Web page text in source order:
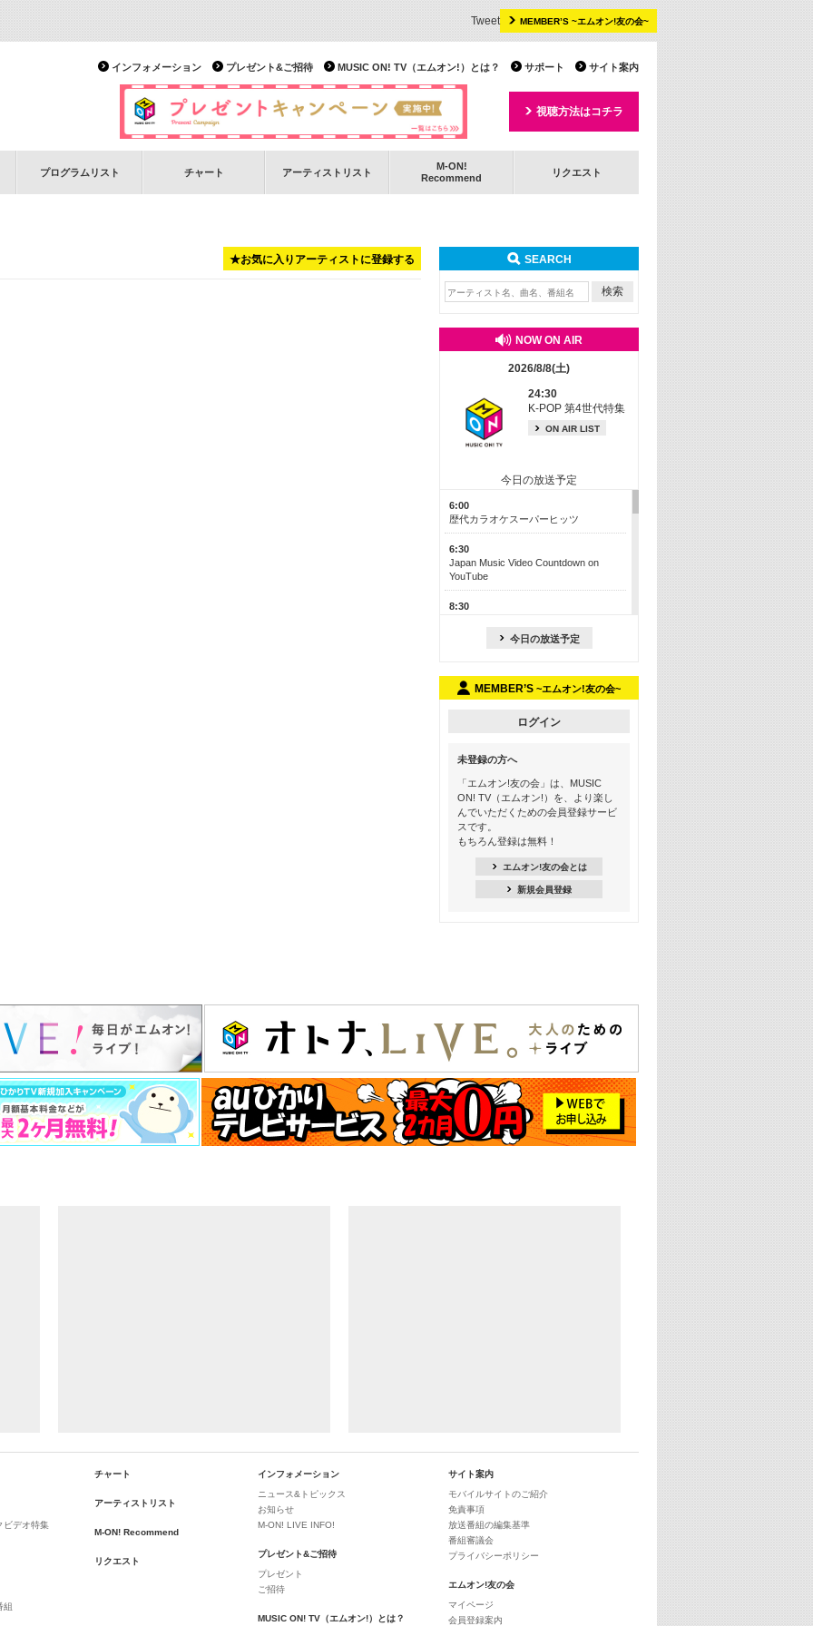
MEMBER’S ~エムオン!友の会~
Tweet
サイト案内
サポート
MUSIC ON! TV（エムオン!）とは？
プレゼント&ご招待
インフォメーション
視聴方法はコチラ
プログラムリスト チャート アーティストリスト
M-ON!
Recommend
リクエスト
★お気に入りアーティストに登録する SEARCH
NOW ON AIR
2026/8/8(土)
24:30
K-POP 第4世代特集
ON AIR LIST
今日の放送予定
6:00
歴代カラオケスーパーヒッツ
6:30
Japan Music Video Countdown on
YouTube
8:30
M-ON! カラオケカウントダウン 50
Official髭男dism特集
よりぬき! この夏聴きたい! サマーソン
グメドレー【歌詞入り】
21:00
季節を感じよう! シーズンソング特集
-8月編-【歌詞入り】
ージックビデオ特集
24:00
K-POP 第3世代特集
K-POP 第4世代特集
25:00
あのころヒッツ! 一挙5時間！
2021→2025年
今日の放送予定
MEMBER’S ~エムオン!友の会~
ログイン
未登録の方へ
「エムオン!友の会」は、MUSIC
ON! TV（エムオン!）を、より楽し
んでいただくための会員登録サービ
スです。
もちろん登録は無料！
エムオン!友の会とは
新規会員登録
ビデオ特集
組
チャート
アーティストリスト
M-ON! Recommend
リクエスト
インフォメーション
ニュース&トピックス
お知らせ
M-ON! LIVE INFO!
プレゼント&ご招待
プレゼント
ご招待
MUSIC ON! TV（エムオン!）とは？
サイト案内
モバイルサイトのご紹介
免責事項
放送番組の編集基準
番組審議会
プライバシーポリシー
エムオン!友の会
マイページ
会員登録案内